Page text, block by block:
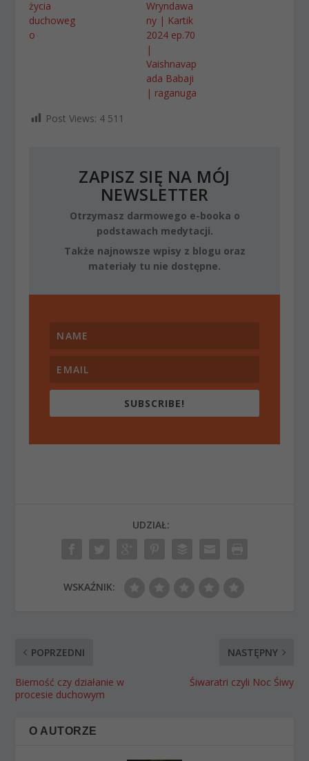
życia
duchoweg
o
Wryndawa
ny | Kartik
2024 ep.70
|
Vaishnavap
ada Babaji
| raganuga
Post Views: 4 511
ZAPISZ SIĘ NA MÓJ
NEWSLETTER
Otrzymasz darmowego e-booka o
podstawach medytacji.
Także najnowsze wpisy z blogu oraz
materiały tu nie dostępne.
SUBSCRIBE!
UDZIAŁ:
WSKAŹNIK:
POPRZEDNI
Bierność czy działanie w
procesie duchowym
NASTĘPNY
Śiwaratri czyli Noc Śiwy
O AUTORZE